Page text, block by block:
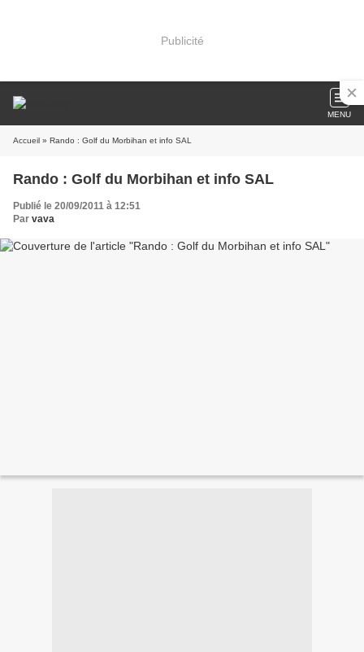
Publicité
MENU
Accueil » Rando : Golf du Morbihan et info SAL
Rando : Golf du Morbihan et info SAL
Publié le 20/09/2011 à 12:51
Par vava